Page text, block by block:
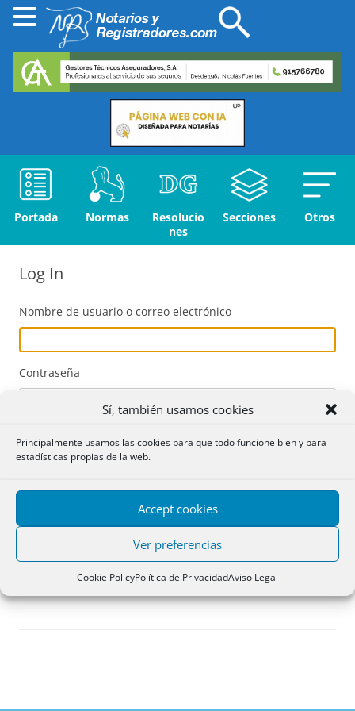
Sí, también usamos cookies
Principalmente usamos las cookies para que todo funcione bien y para
estadísticas propias de la web.
Accept cookies
Ver preferencias
Cookie PolicyPolítica de PrivacidadAviso Legal
Portada Normas
Resolucio
nes
Secciones Otros
Log In
Nombre de usuario o correo electrónico
Contraseña
Acceder
Registro
¿Has olvidado tu contraseña?